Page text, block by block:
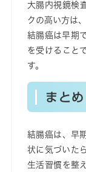
大腸内視鏡検
クの高い方は
結腸癌は早期
を受けること
す。
まとめ
結腸癌は、早
状に気づいた
生活習慣を整